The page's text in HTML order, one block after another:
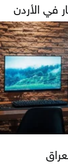
في الأردن